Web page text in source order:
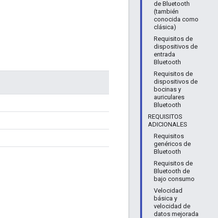
de Bluetooth
(también
conocida como
clásica)
Requisitos de
dispositivos de
entrada
Bluetooth
Requisitos de
dispositivos de
bocinas y
auriculares
Bluetooth
REQUISITOS
ADICIONALES
Requisitos
genéricos de
Bluetooth
Requisitos de
Bluetooth de
bajo consumo
Velocidad
básica y
velocidad de
datos mejorada